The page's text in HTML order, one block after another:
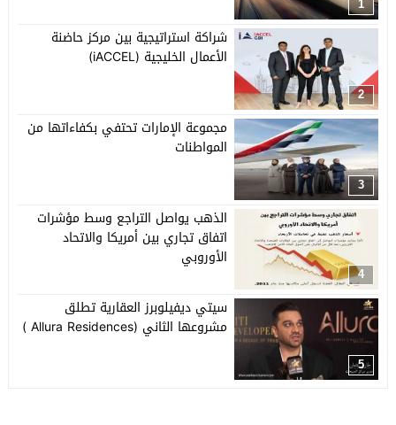
1
2
شراكة استراتيجية بين مركز حاضنة
الأعمال الخليجية (iACCEL)
3
مجموعة الإمارات تحتفي بكفاءاتها من
المواطنات
4
الذهب يواصل التراجع وسط مؤشرات
اتفاق تجاري بين أمريكا والاتحاد
الأوروبي
5
سيتي ديفيلوبرز العقارية تطلق
مشروعها الثاني (Allura Residences )